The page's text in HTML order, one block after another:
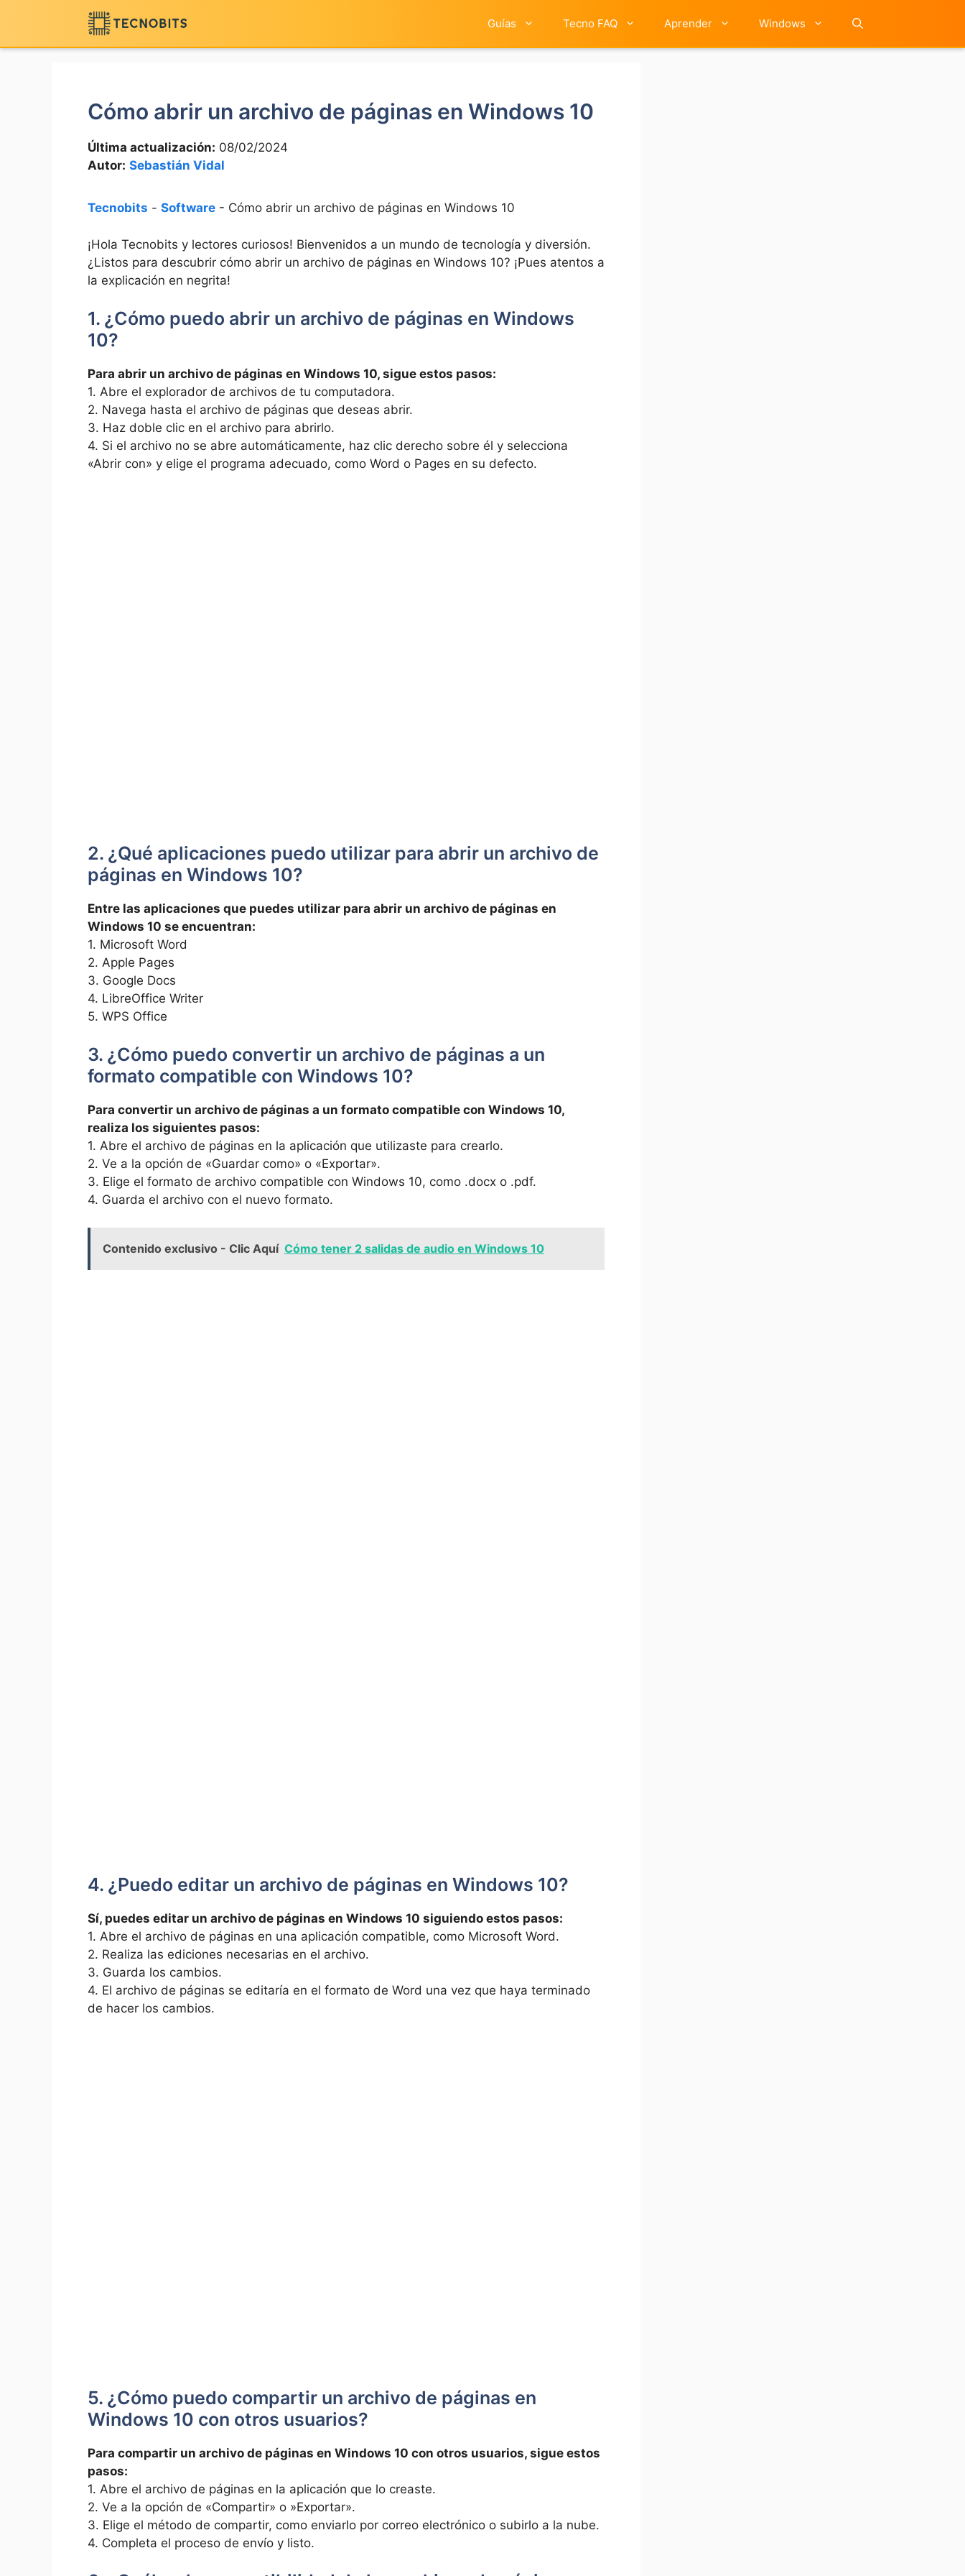
contenido
Guías Tecno FAQ Aprender Windows
Cómo abrir un archivo de páginas en Windows 10
Última actualización: 08/02/2024
Autor: Sebastián Vidal
Tecnobits - Software - Cómo abrir un archivo de páginas en Windows 10
¡Hola⁣ Tecnobits ‌y⁢ lectores curiosos! Bienvenidos a un mundo de tecnología y diversión.
¿Listos para‍ descubrir⁢ cómo abrir un archivo de páginas en Windows 10? ¡Pues atentos‌ a
la explicación en negrita!
1. ¿Cómo puedo abrir un archivo de páginas en Windows
10?
Para abrir ‍un ‌archivo de páginas en Windows 10, sigue estos pasos:
1. ⁤Abre el explorador de archivos ​de tu computadora.
2. ⁣Navega ‌hasta el archivo de páginas que deseas⁣ abrir.
3. ⁢Haz doble clic en el archivo ‍para⁤ abrirlo.
4. ⁣Si el archivo no se abre automáticamente, haz clic⁢ derecho sobre él ‌y ​selecciona
«Abrir con» y elige el programa ‍adecuado, como Word o Pages en ‍su defecto.
2. ¿Qué ‌aplicaciones puedo utilizar para abrir‌ un archivo de
páginas en Windows⁣ 10?
Entre las aplicaciones que puedes utilizar ​para abrir un archivo de páginas ​en
Windows 10 se encuentran:
1. Microsoft Word
2. Apple ​Pages
3. Google Docs
4. LibreOffice Writer
5. WPS Office
3. ⁤¿Cómo⁢ puedo convertir⁣ un ⁤archivo de ⁣páginas a un
‍formato compatible con Windows⁣ 10?
Para ​convertir un archivo de páginas a un formato compatible con⁤ Windows 10,
realiza los siguientes pasos:
1. ⁢Abre el archivo de páginas en la aplicación⁢ que⁢ utilizaste para crearlo.
2. Ve​ a⁢ la opción de «Guardar como» o «Exportar».
3. Elige el formato de ⁤archivo compatible con Windows 10, como .docx o .pdf.
4.‍ Guarda el archivo con el nuevo formato.
Contenido exclusivo - Clic Aquí Cómo tener 2 salidas de audio en Windows 10
4. ¿Puedo editar un archivo de páginas ⁢en Windows 10?
Sí, puedes editar un archivo de páginas en Windows 10 siguiendo‌ estos pasos:
1. Abre el archivo ‌de páginas en una aplicación compatible, como Microsoft⁢ Word.
2. Realiza las ediciones necesarias en el archivo.
3. Guarda los cambios.
4. ​El archivo de páginas se ⁤editaría en el formato de Word una vez ⁣que ​haya terminado
de hacer los cambios.
5. ¿Cómo puedo⁣ compartir un archivo de páginas en
Windows 10 ⁢con otros usuarios?
Para compartir ​un archivo⁣ de páginas​ en Windows 10 ‌con otros usuarios, sigue estos
pasos:
1.⁢ Abre el archivo⁣ de​ páginas en la aplicación que lo creaste.
2. Ve⁣ a ⁤la opción de «Compartir» o ‍»Exportar».
3. Elige el método de compartir, como enviarlo por correo⁢ electrónico o subirlo ⁢a la nube.
4. Completa el proceso ​de envío y listo.